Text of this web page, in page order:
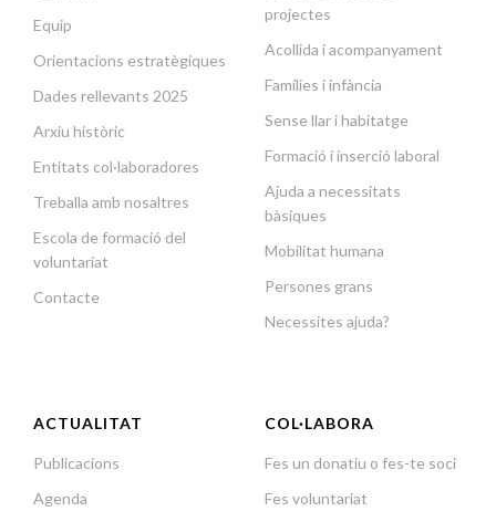
Equip
Orientacions estratègiques
Dades rellevants 2025
Arxiu històric
Entitats col·laboradores
Treballa amb nosaltres
Escola de formació del
voluntariat
Contacte
projectes
Acollida i acompanyament
Famílies i infància
Sense llar i habitatge
Formació i inserció laboral
Ajuda a necessitats
bàsiques
Mobilitat humana
Persones grans
Necessites ajuda?
ACTUALITAT
Publicacions
Agenda
COL·LABORA
Fes un donatiu o fes-te soci
Fes voluntariat